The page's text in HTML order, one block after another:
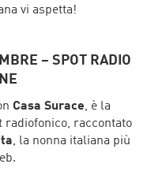
vi aspetta!
– SPOT RADIO
Casa Surace, è la
radiofonico, raccontato
, la nonna italiana più